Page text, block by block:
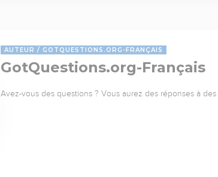
AUTEUR GOTQUESTIONS.ORG-FRANÇAIS
GotQuestions.org-Français
Avez-vous des questions ? Vous aurez des réponses à